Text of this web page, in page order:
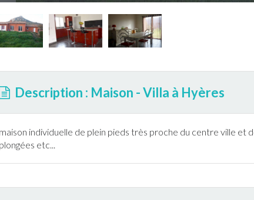
Description : Maison - Villa à Hyères
maison individuelle de plein pieds très proche du centre ville et
plongées etc...